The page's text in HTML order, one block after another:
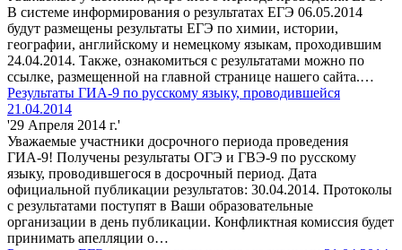
В системе информирования о результатах ЕГЭ 06.05.2014
будут размещены результаты ЕГЭ по химии, истории,
географии, английскому и немецкому языкам, проходившим
24.04.2014. Также, ознакомиться с результатами можно по
ссылке, размещенной на главной странице нашего сайта.…
Результаты ГИА-9 по русскому языку, проводившейся
21.04.2014
'29 Апреля 2014 г.'
Уважаемые участники досрочного периода проведения
ГИА-9! Получены результаты ОГЭ и ГВЭ-9 по русскому
языку, проводившегося в досрочный период. Дата
официальной публикации результатов: 30.04.2014. Протоколы
с результатами поступят в Ваши образовательные
организации в день публикации. Конфликтная комиссия будет
принимать апелляции о…